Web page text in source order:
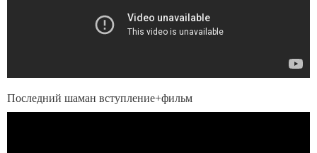
Последний шаман вступление+фильм